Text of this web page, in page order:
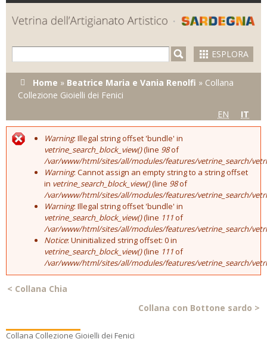
Skip to
main
content
ESPLORA
Tu sei qui
Home » Beatrice Maria e Vania Renolfi » Collana
Collezione Gioielli dei Fenici
EN
IT
Error message
Warning: Illegal string offset 'bundle' in
vetrine_search_block_view()(line 98of
/var/www/html/sites/all/modules/features/vetrine_search/
Warning: Cannot assign an empty string to a string offset
in vetrine_search_block_view()(line 98of
/var/www/html/sites/all/modules/features/vetrine_search/
Warning: Illegal string offset 'bundle' in
vetrine_search_block_view()(line 111of
/var/www/html/sites/all/modules/features/vetrine_search/
Notice: Uninitialized string offset: 0 in
vetrine_search_block_view()(line 111of
/var/www/html/sites/all/modules/features/vetrine_search/
< Collana Chia
Collana con Bottone sardo >
Collana Collezione Gioielli dei Fenici